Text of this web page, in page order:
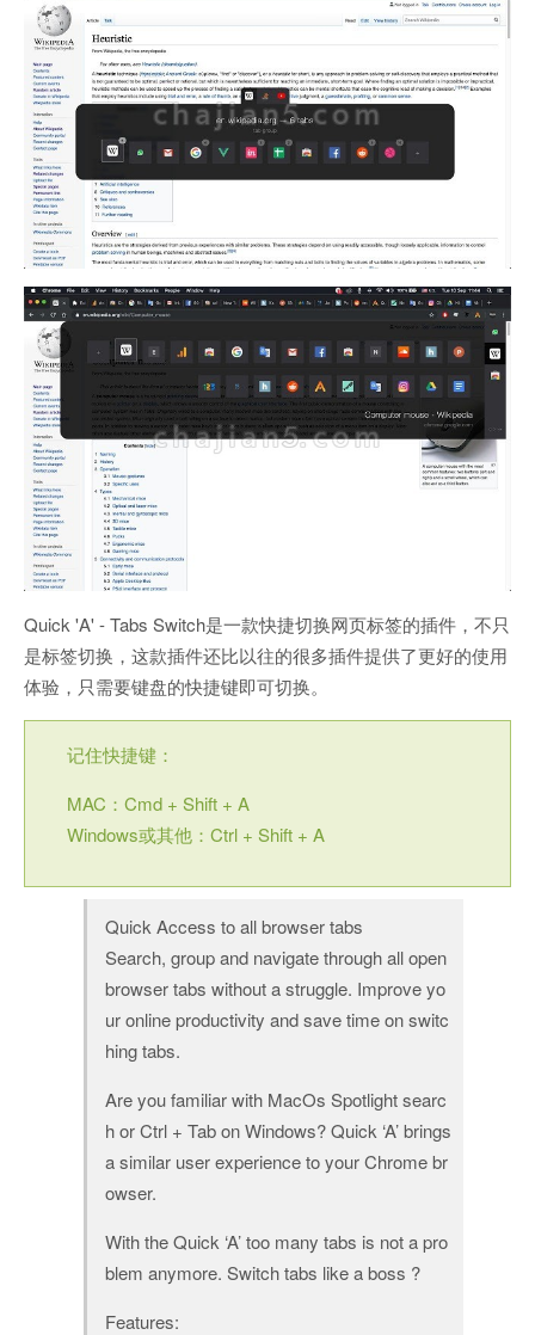
Quick 'A' - Tabs Switch是一款快捷切换网页标签的插件，不只
是标签切换，这款插件还比以往的很多插件提供了更好的使用
体验，只需要键盘的快捷键即可切换。
记住快捷键：
MAC：Cmd + Shift + A
Windows或其他：Ctrl + Shift + A
Quick Access to all browser tabs
Search, group and navigate through all open
browser tabs without a struggle. Improve yo
ur online productivity and save time on switc
hing tabs.
Are you familiar with MacOs Spotlight searc
h or Ctrl + Tab on Windows? Quick ‘A’ brings
a similar user experience to your Chrome br
owser.
With the Quick ‘A’ too many tabs is not a pro
blem anymore. Switch tabs like a boss ?
Features: